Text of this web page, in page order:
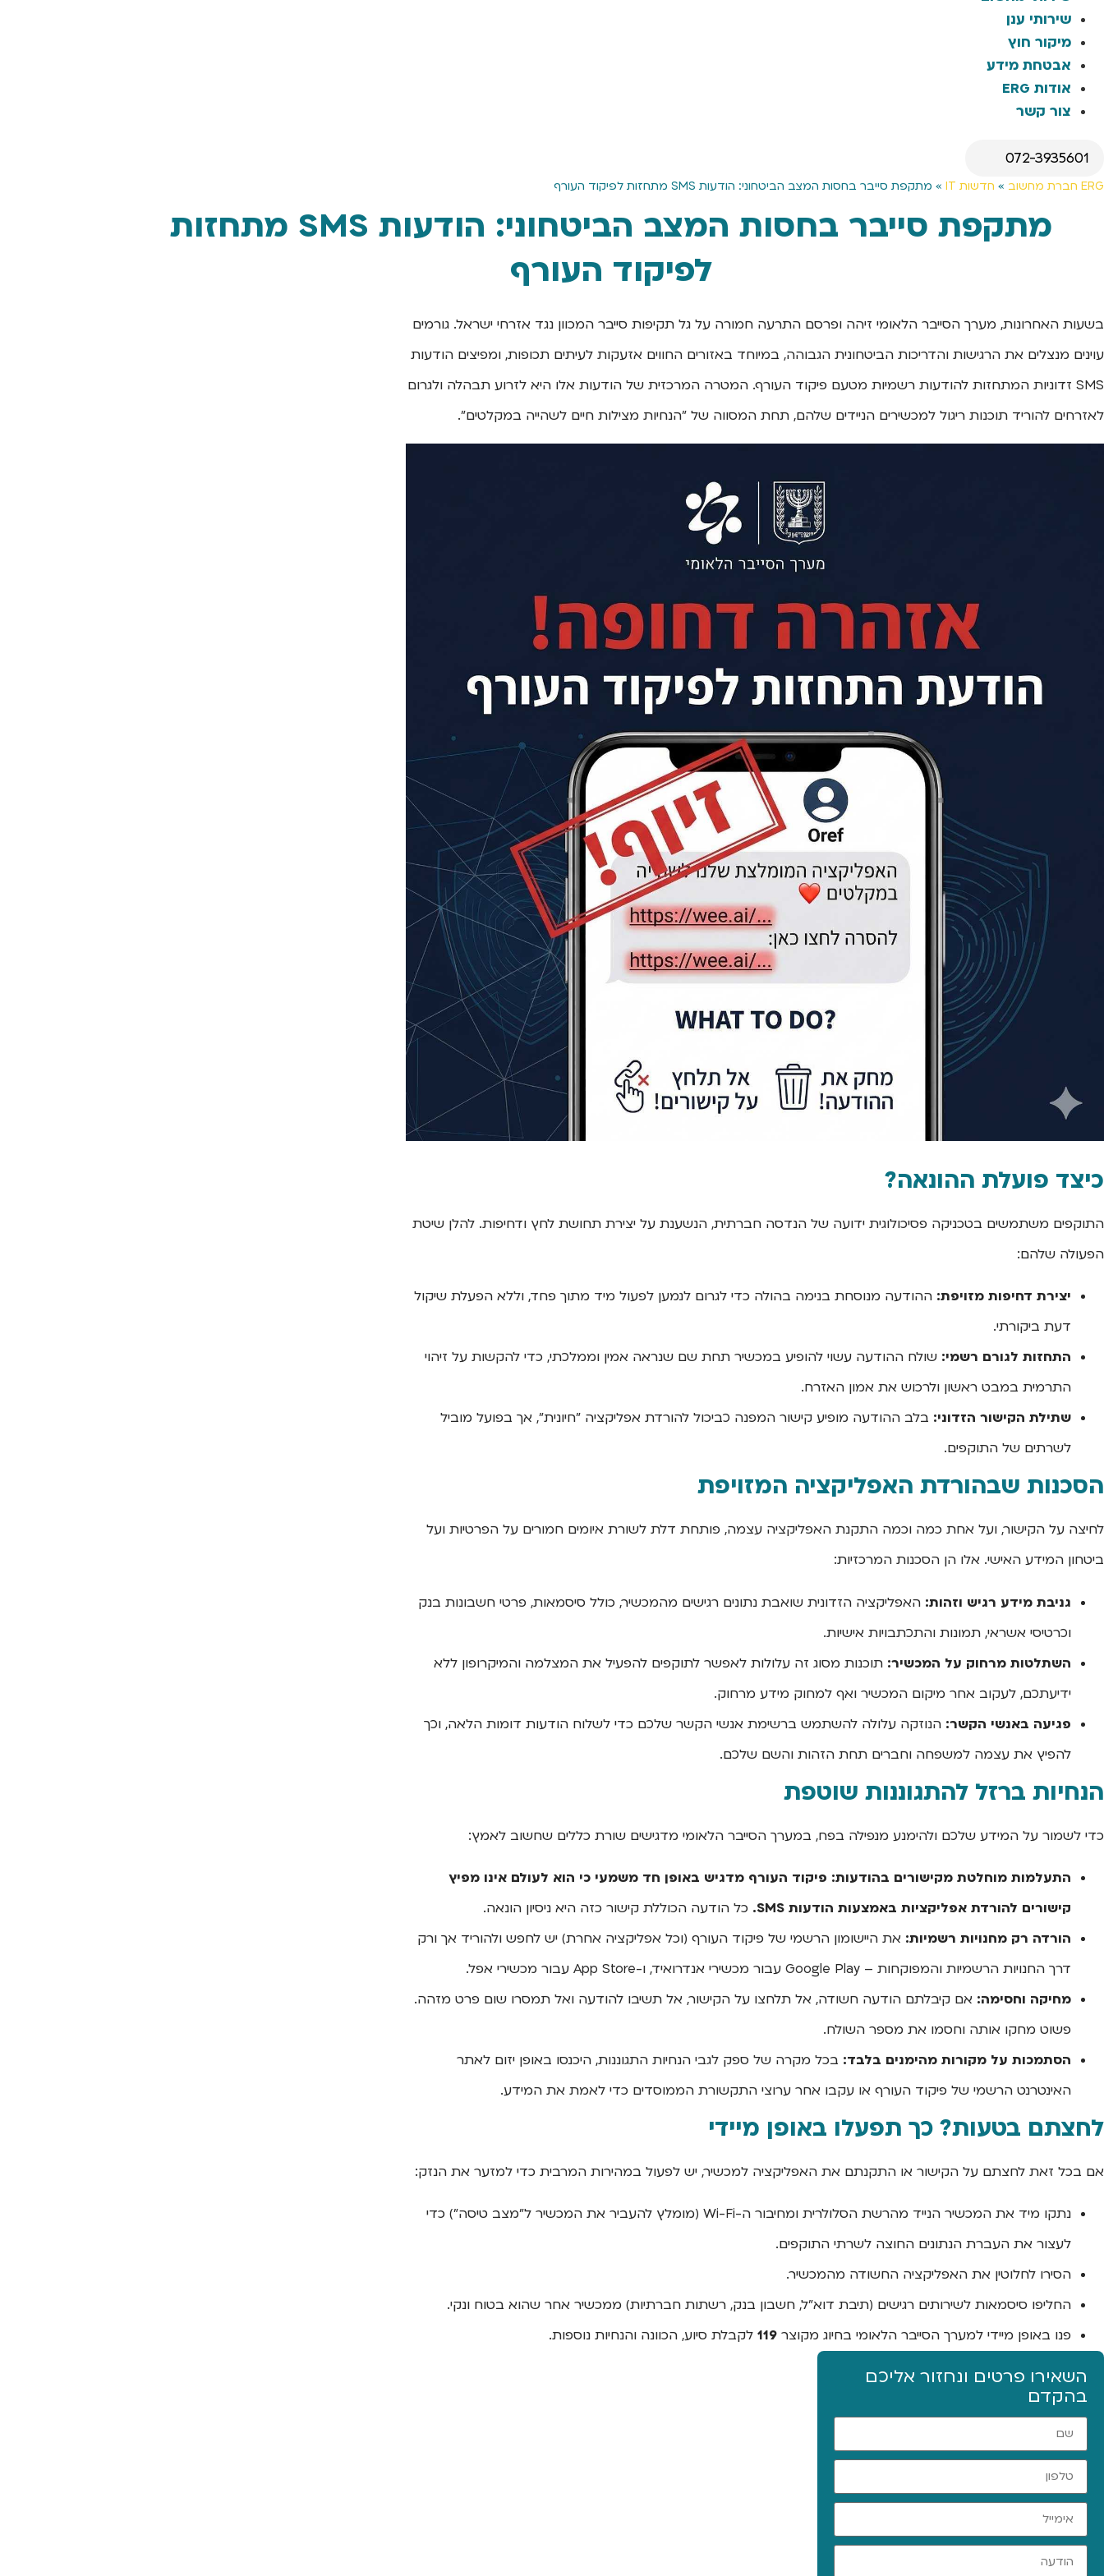
שירותי ענן
מיקור חוץ
אבטחת מידע
אודות ERG
צור קשר
072-3935601
ERG חברת מחשוב » חדשות IT » מתקפת סייבר בחסות המצב הביטחוני: הודעות SMS מתחזות לפיקוד העורף
מתקפת סייבר בחסות המצב הביטחוני: הודעות SMS מתחזות
לפיקוד העורף
בשעות האחרונות, מערך הסייבר הלאומי זיהה ופרסם התרעה חמורה על גל תקיפות סייבר המכוון נגד אזרחי ישראל. גורמים
עוינים מנצלים את הרגישות והדריכות הביטחונית הגבוהה, במיוחד באזורים החווים אזעקות לעיתים תכופות, ומפיצים הודעות
SMS זדוניות המתחזות להודעות רשמיות מטעם פיקוד העורף. המטרה המרכזית של הודעות אלו היא לזרוע תבהלה ולגרום
לאזרחים להוריד תוכנות ריגול למכשירים הניידים שלהם, תחת המסווה של "הנחיות מצילות חיים לשהייה במקלטים".
כיצד פועלת ההונאה?
התוקפים משתמשים בטכניקה פסיכולוגית ידועה של הנדסה חברתית, הנשענת על יצירת תחושת לחץ ודחיפות. להלן שיטת
הפעולה שלהם:
יצירת דחיפות מזויפת: ההודעה מנוסחת בנימה בהולה כדי לגרום לנמען לפעול מיד מתוך פחד, וללא הפעלת שיקול
דעת ביקורתי.
התחזות לגורם רשמי: שולח ההודעה עשוי להופיע במכשיר תחת שם שנראה אמין וממלכתי, כדי להקשות על זיהוי
התרמית במבט ראשון ולרכוש את אמון האזרח.
שתילת הקישור הזדוני: בלב ההודעה מופיע קישור המפנה כביכול להורדת אפליקציה "חיונית", אך בפועל מוביל
לשרתים של התוקפים.
הסכנות שבהורדת האפליקציה המזויפת
לחיצה על הקישור, ועל אחת כמה וכמה התקנת האפליקציה עצמה, פותחת דלת לשורת איומים חמורים על הפרטיות ועל
ביטחון המידע האישי. אלו הן הסכנות המרכזיות:
גניבת מידע רגיש וזהות: האפליקציה הזדונית שואבת נתונים רגישים מהמכשיר, כולל סיסמאות, פרטי חשבונות בנק
וכרטיסי אשראי, תמונות והתכתבויות אישיות.
השתלטות מרחוק על המכשיר: תוכנות מסוג זה עלולות לאפשר לתוקפים להפעיל את המצלמה והמיקרופון ללא
ידיעתכם, לעקוב אחר מיקום המכשיר ואף למחוק מידע מרחוק.
פגיעה באנשי הקשר: הנוזקה עלולה להשתמש ברשימת אנשי הקשר שלכם כדי לשלוח הודעות דומות הלאה, וכך
להפיץ את עצמה למשפחה וחברים תחת הזהות והשם שלכם.
הנחיות ברזל להתגוננות שוטפת
כדי לשמור על המידע שלכם ולהימנע מנפילה בפח, במערך הסייבר הלאומי מדגישים שורת כללים שחשוב לאמץ:
התעלמות מוחלטת מקישורים בהודעות: פיקוד העורף מדגיש באופן חד משמעי כי הוא לעולם אינו מפיץ
קישורים להורדת אפליקציות באמצעות הודעות SMS.
כל הודעה הכוללת קישור כזה היא ניסיון הונאה.
הורדה רק מחנויות רשמיות: את היישומון הרשמי של פיקוד העורף (וכל אפליקציה אחרת) יש לחפש ולהוריד אך ורק
דרך החנויות הרשמיות והמפוקחות – Google Play עבור מכשירי אנדרואיד, ו-App Store עבור מכשירי אפל.
מחיקה וחסימה: אם קיבלתם הודעה חשודה, אל תלחצו על הקישור, אל תשיבו להודעה ואל תמסרו שום פרט מזהה.
פשוט מחקו אותה וחסמו את מספר השולח.
הסתמכות על מקורות מהימנים בלבד: בכל מקרה של ספק לגבי הנחיות התגוננות, היכנסו באופן יזום לאתר
האינטרנט הרשמי של פיקוד העורף או עקבו אחר ערוצי התקשורת הממוסדים כדי לאמת את המידע.
לחצתם בטעות? כך תפעלו באופן מיידי
אם בכל זאת לחצתם על הקישור או התקנתם את האפליקציה למכשיר, יש לפעול במהירות המרבית כדי למזער את הנזק:
נתקו מיד את המכשיר הנייד מהרשת הסלולרית ומחיבור ה-Wi-Fi (מומלץ להעביר את המכשיר ל"מצב טיסה") כדי
לעצור את העברת הנתונים החוצה לשרתי התוקפים.
הסירו לחלוטין את האפליקציה החשודה מהמכשיר.
החליפו סיסמאות לשירותים רגישים (תיבת דוא"ל, חשבון בנק, רשתות חברתיות) ממכשיר אחר שהוא בטוח ונקי.
פנו באופן מיידי למערך הסייבר הלאומי בחיוג מקוצר 119 לקבלת סיוע, הכוונה והנחיות נוספות.
השאירו פרטים ונחזור אליכם
בהקדם